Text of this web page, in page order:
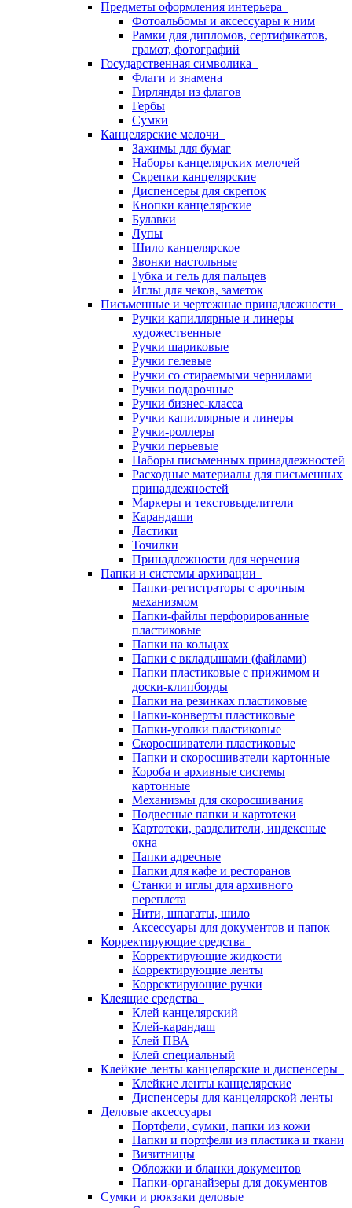
Предметы оформления интерьера
Фотоальбомы и аксессуары к ним
Рамки для дипломов, сертификатов,
грамот, фотографий
Государственная символика
Флаги и знамена
Гирлянды из флагов
Гербы
Сумки
Канцелярские мелочи
Зажимы для бумаг
Наборы канцелярских мелочей
Скрепки канцелярские
Диспенсеры для скрепок
Кнопки канцелярские
Булавки
Лупы
Шило канцелярское
Звонки настольные
Губка и гель для пальцев
Иглы для чеков, заметок
Письменные и чертежные принадлежности
Ручки капиллярные и линеры
художественные
Ручки шариковые
Ручки гелевые
Ручки со стираемыми чернилами
Ручки подарочные
Ручки бизнес-класса
Ручки капиллярные и линеры
Ручки-роллеры
Ручки перьевые
Наборы письменных принадлежностей
Расходные материалы для письменных
принадлежностей
Маркеры и текстовыделители
Карандаши
Ластики
Точилки
Принадлежности для черчения
Папки и системы архивации
Папки-регистраторы с арочным
механизмом
Папки-файлы перфорированные
пластиковые
Папки на кольцах
Папки с вкладышами (файлами)
Папки пластиковые с прижимом и
доски-клипборды
Папки на резинках пластиковые
Папки-конверты пластиковые
Папки-уголки пластиковые
Скоросшиватели пластиковые
Папки и скоросшиватели картонные
Короба и архивные системы
картонные
Механизмы для скоросшивания
Подвесные папки и картотеки
Картотеки, разделители, индексные
окна
Папки адресные
Папки для кафе и ресторанов
Станки и иглы для архивного
переплета
Нити, шпагаты, шило
Аксессуары для документов и папок
Корректирующие средства
Корректирующие жидкости
Корректирующие ленты
Корректирующие ручки
Клеящие средства
Клей канцелярский
Клей-карандаш
Клей ПВА
Клей специальный
Клейкие ленты канцелярские и диспенсеры
Клейкие ленты канцелярские
Диспенсеры для канцелярской ленты
Деловые аксессуары
Портфели, сумки, папки из кожи
Папки и портфели из пластика и ткани
Визитницы
Обложки и бланки документов
Папки-органайзеры для документов
Сумки и рюкзаки деловые